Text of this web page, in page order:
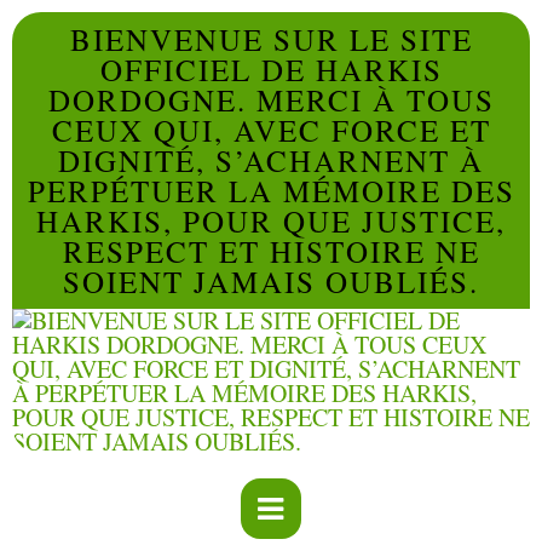
BIENVENUE SUR LE SITE
OFFICIEL DE HARKIS
DORDOGNE. MERCI À TOUS
CEUX QUI, AVEC FORCE ET
DIGNITÉ, S’ACHARNENT À
PERPÉTUER LA MÉMOIRE DES
HARKIS, POUR QUE JUSTICE,
RESPECT ET HISTOIRE NE
SOIENT JAMAIS OUBLIÉS.